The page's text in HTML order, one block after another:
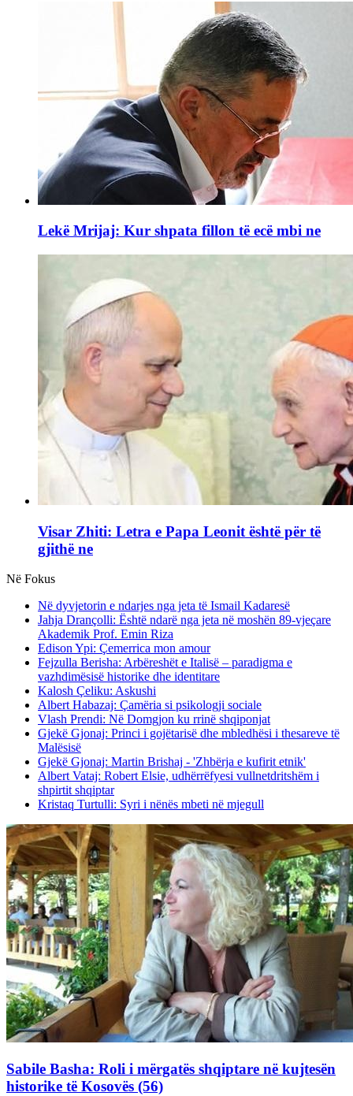
Lekë Mrijaj: Kur shpata fillon të ecë mbi ne
Visar Zhiti: Letra e Papa Leonit është për të
gjithë ne
Në Fokus
Në dyvjetorin e ndarjes nga jeta të Ismail Kadaresë
Jahja Drançolli: Është ndarë nga jeta në moshën 89-vjeçare
Akademik Prof. Emin Riza
Edison Ypi: Çemerrica mon amour
Fejzulla Berisha: Arbëreshët e Italisë – paradigma e
vazhdimësisë historike dhe identitare
Kalosh Çeliku: Askushi
Albert Habazaj: Çamëria si psikologji sociale
Vlash Prendi: Në Domgjon ku rrinë shqiponjat
Gjekë Gjonaj: Princi i gojëtarisë dhe mbledhësi i thesareve të
Malësisë
Gjekë Gjonaj: Martin Brishaj - 'Zhbërja e kufirit etnik'
Albert Vataj: Robert Elsie, udhërrëfyesi vullnetdritshëm i
shpirtit shqiptar
Kristaq Turtulli: Syri i nënës mbeti në mjegull
Sabile Basha: Roli i mërgatës shqiptare në kujtesën
historike të Kosovës (56)